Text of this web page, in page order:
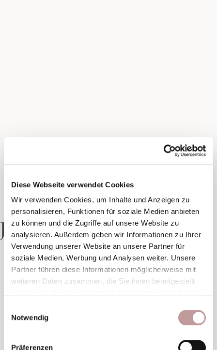
Diese Webseite verwendet Cookies
Wir verwenden Cookies, um Inhalte und Anzeigen zu
personalisieren, Funktionen für soziale Medien anbieten
zu können und die Zugriffe auf unsere Website zu
analysieren. Außerdem geben wir Informationen zu Ihrer
Verwendung unserer Website an unsere Partner für
soziale Medien, Werbung und Analysen weiter. Unsere
Partner führen diese Informationen möglicherweise mit
weiteren Daten zusammen, die Sie ihnen bereitgestellt
Notwendig
Präferenzen
Junior Suite
1 von 2